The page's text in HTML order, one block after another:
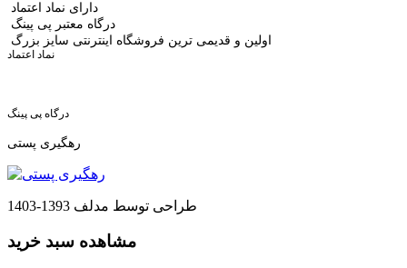
دارای نماد اعتماد
درگاه معتبر پی پینگ
اولین و قدیمی ترین فروشگاه اینترنتی سایز بزرگ
نماد اعتماد
درگاه پی پینگ
رهگیری پستی
طراحی توسط مدلف 1393-1403
مشاهده سبد خرید